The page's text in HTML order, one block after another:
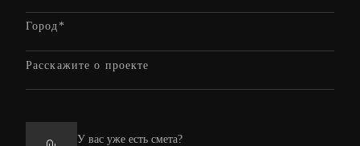
У вас уже есть смета?